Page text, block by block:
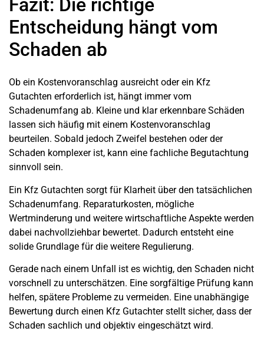
Fazit: Die richtige
Entscheidung hängt vom
Schaden ab
Ob ein Kostenvoranschlag ausreicht oder ein Kfz
Gutachten erforderlich ist, hängt immer vom
Schadenumfang ab. Kleine und klar erkennbare Schäden
lassen sich häufig mit einem Kostenvoranschlag
beurteilen. Sobald jedoch Zweifel bestehen oder der
Schaden komplexer ist, kann eine fachliche Begutachtung
sinnvoll sein.
Ein Kfz Gutachten sorgt für Klarheit über den tatsächlichen
Schadenumfang. Reparaturkosten, mögliche
Wertminderung und weitere wirtschaftliche Aspekte werden
dabei nachvollziehbar bewertet. Dadurch entsteht eine
solide Grundlage für die weitere Regulierung.
Gerade nach einem Unfall ist es wichtig, den Schaden nicht
vorschnell zu unterschätzen. Eine sorgfältige Prüfung kann
helfen, spätere Probleme zu vermeiden. Eine unabhängige
Bewertung durch einen Kfz Gutachter stellt sicher, dass der
Schaden sachlich und objektiv eingeschätzt wird.